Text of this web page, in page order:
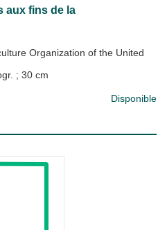
aux fins de la
Organization of the United
; 30 cm
Disponible